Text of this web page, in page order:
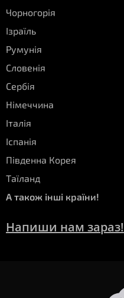
Чорногорія
Ізраїль
Румунія
Словенія
Сербія
Німеччина
Італія
Іспанія
Південна Корея
Таїланд
А також інші країни!
Напиши нам зараз!